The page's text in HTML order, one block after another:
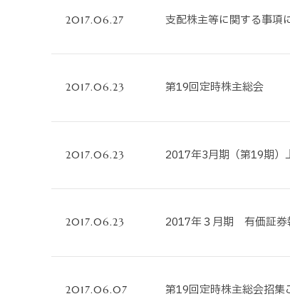
2017.06.27 支配株主等に関する事
2017.06.23 第19回定時株主総会
2017.06.23 2017年3月期（第19期
2017.06.23 2017年３月期 有価証券
2017.06.07 第19回定時株主総会招